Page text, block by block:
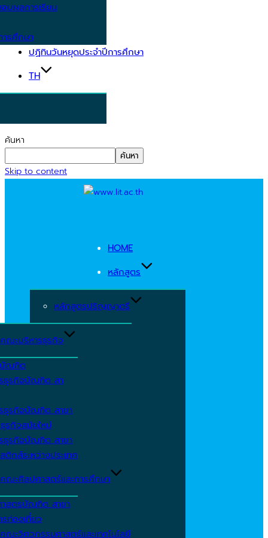
บผลการเรียน
รศึกษา
ปฏิทินวันหยุดประจำปีการศึกษา
TH
ค้นหา
ค้นหา
Skip to content
HOME
หลักสูตร
หลักสูตรปริญญาตรี
คณะบริหารธุรกิจ
ณฑิต
ธุรกิจบัณฑิต สา
ธุรกิจบัณฑิต สาขา
รกิจสมัยใหม่
ธุรกิจบัณฑิต สาขา
ติกส์ระหว่างประเทศ
คณะศิลปศาสตร์และการศึกษา
สตรบัณฑิต สาขา
ท่องเที่ยว
คณะวิศวกรรมศาสตร์และเทคโนโลยี